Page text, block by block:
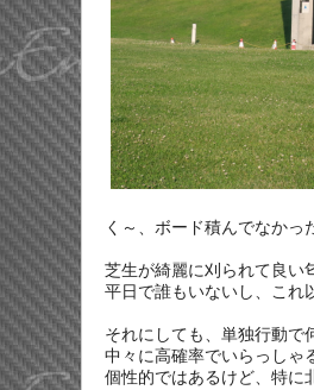
く～、ボード積んでなかっ
芝生が綺麗に刈られて良い
平日で誰もいないし、これ
それにしても、単独行動で
中々に高確率でいらっしゃ
個性的ではあるけど、特に